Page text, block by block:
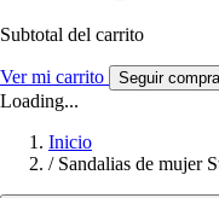
Subtotal del carrito
Ver mi carrito Seguir
Loading...
Inicio
/ Sandalias de mujer